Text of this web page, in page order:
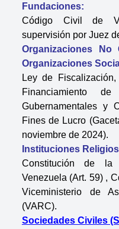
Fundaciones:
Código Civil de
supervisión por Juez
Organizaciones No
Organizaciones
Ley de
Financiamiento
Gubernamentales y
Fines de Lucro
noviembre de 2024).
Instituciones
Constitución de la
Venezuela (Art. 59) ,
Viceministerio de
(VARC).
Sociedades Civiles